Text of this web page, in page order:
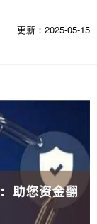
更新：2025-05-15